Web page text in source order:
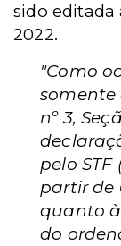
sido editada
2022.
"Como
somente
nº 3,
pelo STF
partir de
quanto
do